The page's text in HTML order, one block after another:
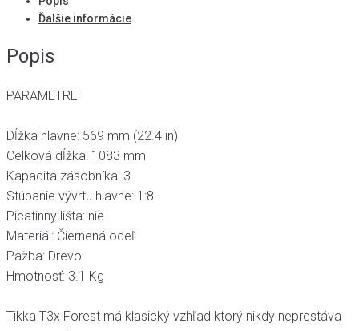
Ďalšie informácie
Popis
PARAMETRE:
Dĺžka hlavne: 569 mm (22.4 in)
Celková dĺžka: 1083 mm
Kapacita zásobníka: 3
Stúpanie vývrtu hlavne: 1:8
Picatinny lišta: nie
Materiál: Čiernená oceľ
Pažba: Drevo
Hmotnosť: 3.1 Kg
Tikka T3x Forest má klasický vzhľad ktorý nikdy neprestáva